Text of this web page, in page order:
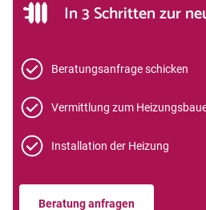
In 3 Schritten zur
Beratungsanfrage schicken
Vermittlung zum
Installation der Heizung
Beratung anfragen